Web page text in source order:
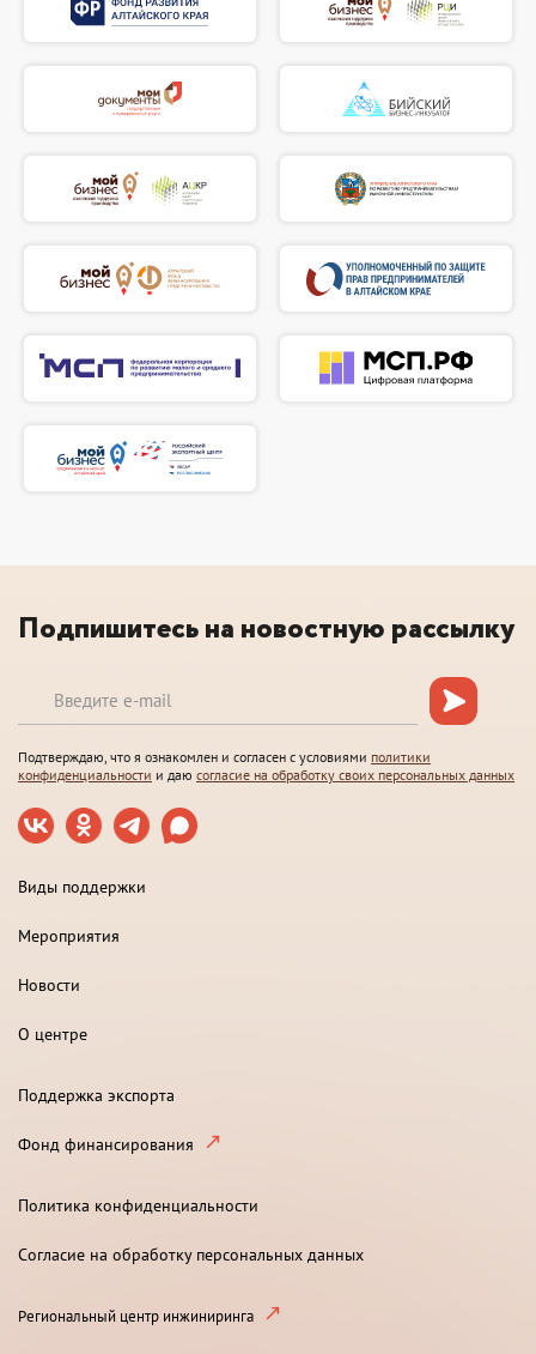
Подпишитесь на новостную рассылку
Подтверждаю, что я ознакомлен и согласен с условиями политики
конфиденциальности и даю согласие на обработку своих персональных данных
Виды поддержки
Мероприятия
Новости
О центре
Поддержка экспорта
Фонд финансирования
Политика конфиденциальности
Согласие на обработку персональных данных
Региональный центр инжиниринга